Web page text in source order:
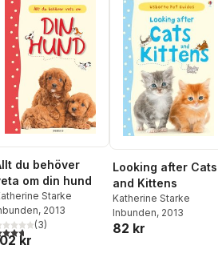
röster:
du behöver
om din hund
Starke
, 2013
utav 5 stjärnor. Totalt antal röster:
(3)
kr
Looking after Cats
and Kittens
Katherine Starke
Inbunden, 2013
82 kr